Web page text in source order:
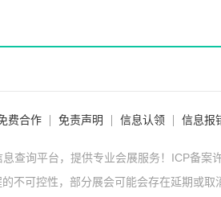
费合作 免责声明 信息认领 信息报
查询平台，提供专业会展服务！ICP备案许
可控性，部分展会可能会存在延期或取